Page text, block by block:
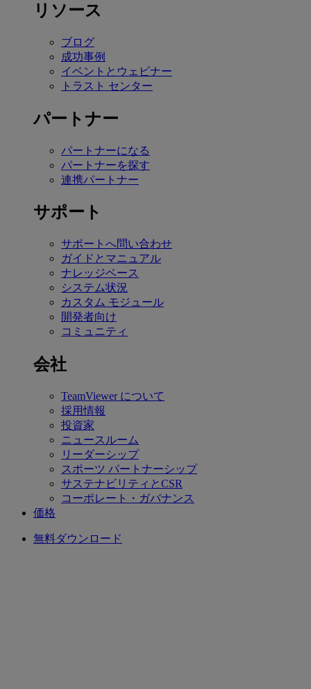
リソース
ブログ
成功事例
イベントとウェビナー
トラスト センター
パートナー
パートナーになる
パートナーを探す
連携パートナー
サポート
サポートへ問い合わせ
ガイドとマニュアル
ナレッジベース
システム状況
カスタム モジュール
開発者向け
コミュニティ
会社
TeamViewer について
採用情報
投資家
ニュースルーム
リーダーシップ
スポーツ パートナーシップ
サステナビリティとCSR
コーポレート・ガバナンス
価格
無料ダウンロード